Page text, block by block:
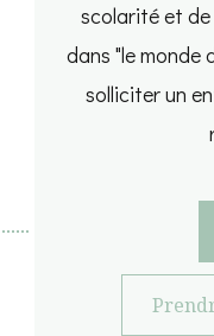
scolarité et
dans "le monde
solliciter un